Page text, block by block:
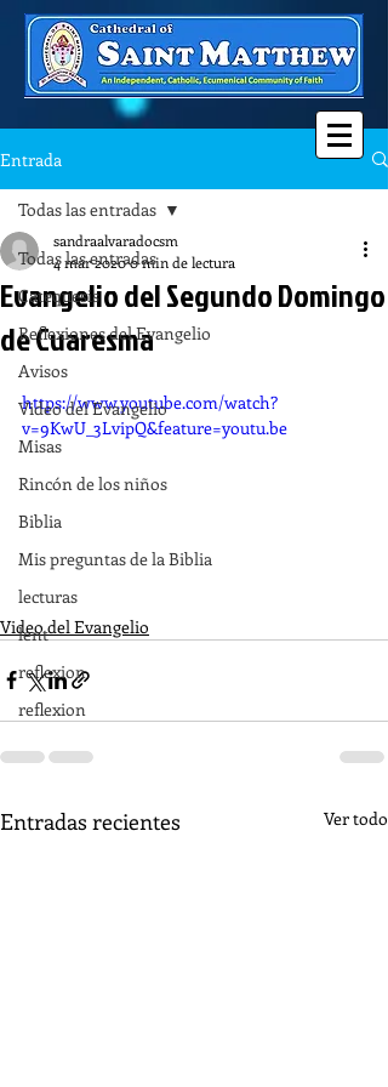
Entrada
Todas las entradas
Catequesis
Reflexiones del Evangelio
Avisos
Video del Evangelio
Misas
Rincón de los niños
Biblia
Mis preguntas de la Biblia
lecturas
lent
reflexion
reflexion
Todas las entradas
Evangelio del Segundo Domingo
de Cuaresma
sandraalvaradocsm
4 mar 20200 min de lectura
https://www.youtube.com/watch?
v=9KwU_3LvipQ&feature=youtu.be
Video del Evangelio
Entradas recientes Ver todo